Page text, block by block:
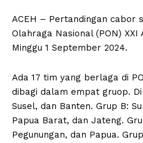
ACEH – Pertandingan cabor
Olahraga Nasional (PON) XXI
Minggu 1 September 2024.
Ada 17 tim yang berlaga di
dibagi dalam empat gruop.
Susel, dan Banten. Grup B:
Papua Barat, dan Jateng.
Pegunungan, dan Papua.